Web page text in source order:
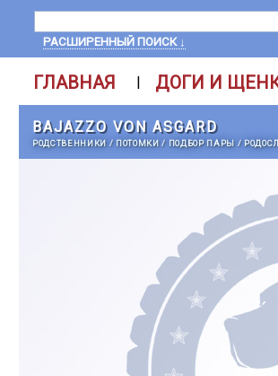
РАСШИРЕННЫЙ ПОИСК ↓
ГЛАВНАЯ | ДОГИ И
BAJAZZO VON ASGARD
РОДСТВЕННИКИ / ПОТОМКИ/ ПОДБОР ПАРЫ /